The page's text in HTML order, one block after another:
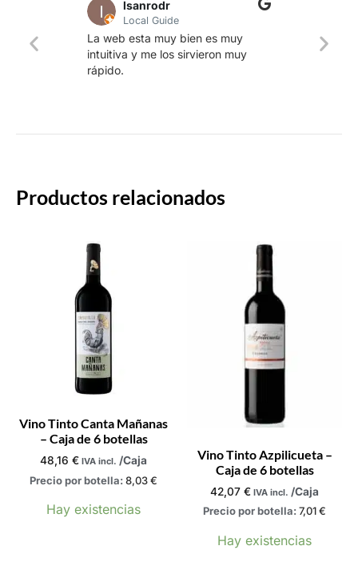
lsanrodr
Local Guide
La web esta muy bien es muy
intuitiva y me los sirvieron muy
rápido.
Productos relacionados
Vino Tinto Canta Mañanas
– Caja de 6 botellas
48,16 € IVA incl. /Caja
Precio por botella: 8,03€
Hay existencias
Vino Tinto Azpilicueta –
Caja de 6 botellas
42,07 € IVA incl. /Caja
Precio por botella: 7,01€
Hay existencias